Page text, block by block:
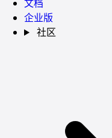
文档
企业版
社区